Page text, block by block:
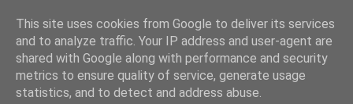
This site uses cookies from Google to deliver its services
and to analyze traffic. Your IP address and user-agent are
shared with Google along with performance and security
metrics to ensure quality of service, generate usage
statistics, and to detect and address abuse.